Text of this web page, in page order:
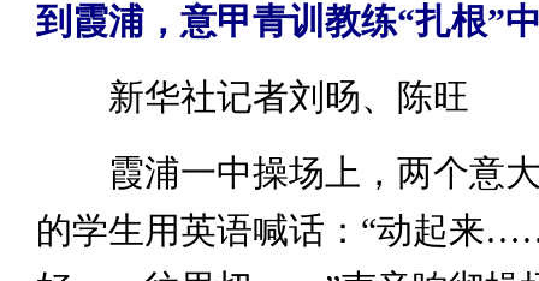
到霞浦，意甲青训教练“扎根”
新华社记者刘旸、陈旺
霞浦一中操场上，两个意大
的学生用英语喊话：“动起来